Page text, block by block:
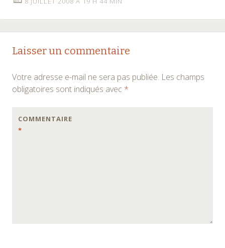
Laisser un commentaire
Votre adresse e-mail ne sera pas publiée. Les champs
obligatoires sont indiqués avec *
COMMENTAIRE
*